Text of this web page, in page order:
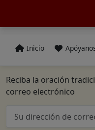
Inicio
Reciba la oración
correo electrónico